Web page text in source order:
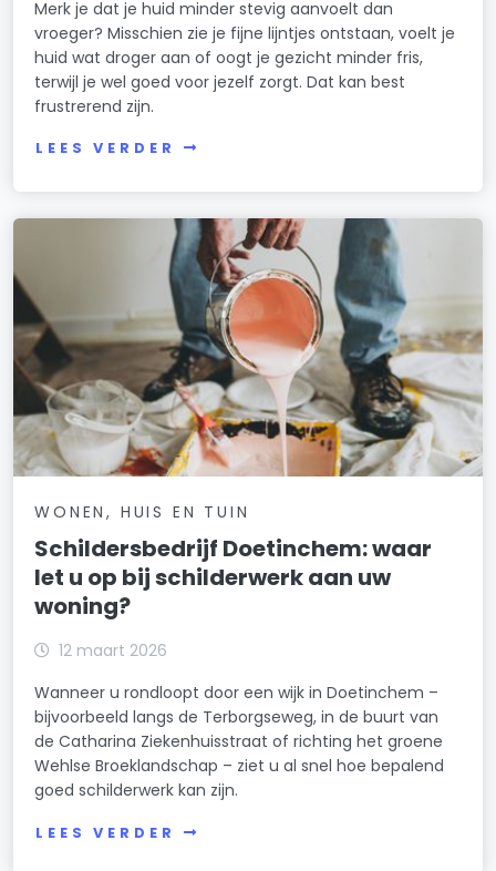
Merk je dat je huid minder stevig aanvoelt dan
vroeger? Misschien zie je fijne lijntjes ontstaan, voelt je
huid wat droger aan of oogt je gezicht minder fris,
terwijl je wel goed voor jezelf zorgt. Dat kan best
frustrerend zijn.
LEES VERDER
WONEN, HUIS EN TUIN
Schildersbedrijf Doetinchem: waar
let u op bij schilderwerk aan uw
woning?
12 maart 2026
Wanneer u rondloopt door een wijk in Doetinchem –
bijvoorbeeld langs de Terborgseweg, in de buurt van
de Catharina Ziekenhuisstraat of richting het groene
Wehlse Broeklandschap – ziet u al snel hoe bepalend
goed schilderwerk kan zijn.
LEES VERDER